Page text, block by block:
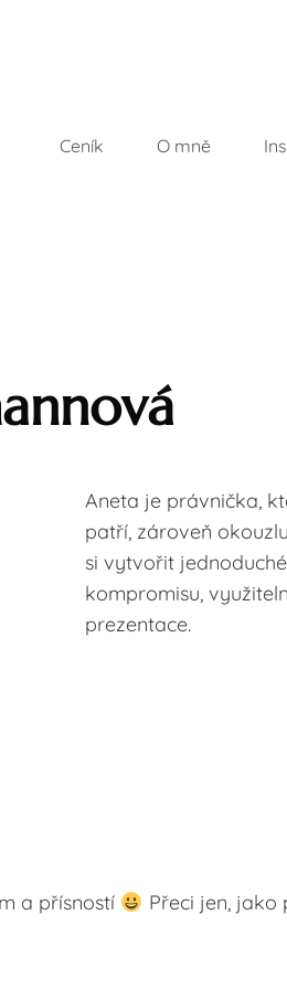
Ceník O mně
Aneta je právnička,
patří, zároveň
si vytvořit
kompromisu,
prezentace.
a přísností Přeci jen,